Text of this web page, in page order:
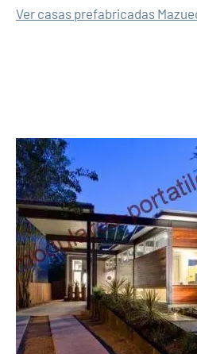
Ver casas prefabricadas